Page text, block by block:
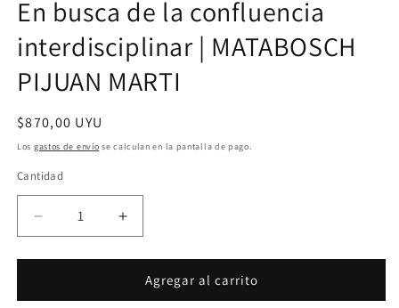
ventana
modal
En busca de la confluencia
interdisciplinar | MATABOSCH
PIJUAN MARTI
Precio
habitual
$870,00 UYU
Los gastos de envío se calculan en la pantalla de pago.
Cantidad
Cantidad
Reducir
cantidad
para
busca
Aumentar
cantidad
para
busca
Agregar al carrito